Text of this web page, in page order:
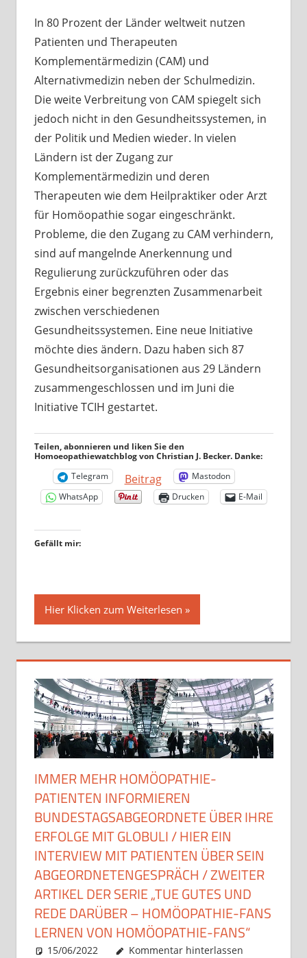
In 80 Prozent der Länder weltweit nutzen
Patienten und Therapeuten
Komplementärmedizin (CAM) und
Alternativmedizin neben der Schulmedizin.
Die weite Verbreitung von CAM spiegelt sich
jedoch nicht in den Gesundheitssystemen, in
der Politik und Medien wieder. In vielen
Ländern ist der Zugang zur
Komplementärmedizin und deren
Therapeuten wie dem Heilpraktiker oder Arzt
für Homöopathie sogar eingeschränkt.
Probleme, die den Zugang zu CAM verhindern,
sind auf mangelnde Anerkennung und
Regulierung zurückzuführen oder das
Ergebnis einer begrenzten Zusammenarbeit
zwischen verschiedenen
Gesundheitssystemen. Eine neue Initiative
möchte dies ändern. Dazu haben sich 87
Gesundheitsorganisationen aus 29 Ländern
zusammengeschlossen und im Juni die
Initiative TCIH gestartet.
Teilen, abonnieren und liken Sie den
Homoeopathiewatchblog von Christian J. Becker. Danke:
Telegram
Beitrag
Mastodon
WhatsApp
Drucken E-Mail
Gefällt mir:
Hier Klicken zum Weiterlesen
IMMER MEHR HOMÖOPATHIE-
PATIENTEN INFORMIEREN
BUNDESTAGSABGEORDNETE ÜBER IHRE
ERFOLGE MIT GLOBULI / HIER EIN
INTERVIEW MIT PATIENTEN ÜBER SEIN
ABGEORDNETENGESPRÄCH / ZWEITER
ARTIKEL DER SERIE „TUE GUTES UND
REDE DARÜBER – HOMÖOPATHIE-FANS
LERNEN VON HOMÖOPATHIE-FANS“
15/06/2022 Christian J. Becker
Uncategorized
Kommentar hinterlassen